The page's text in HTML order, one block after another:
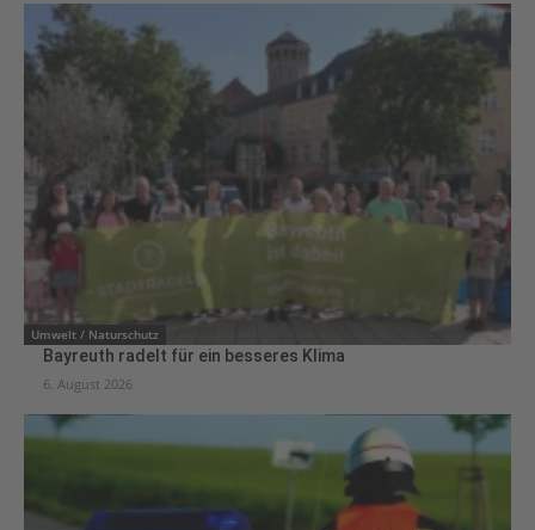
Umwelt / Naturschutz
Bayreuth radelt für ein besseres Klima
6. August 2026